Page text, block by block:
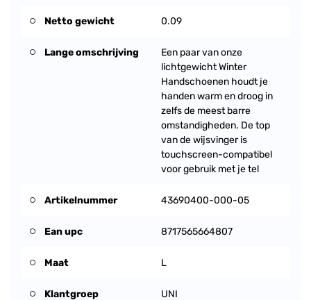
Netto gewicht 0.09
Lange omschrijving
Een paar van onze
lichtgewicht Winter
Handschoenen houdt je
handen warm en droog in
zelfs de meest barre
omstandigheden. De top
van de wijsvinger is
touchscreen-compatibel
voor gebruik met je tel
Artikelnummer 43690400-000-05
Ean upc 8717565664807
Maat L
Klantgroep UNI